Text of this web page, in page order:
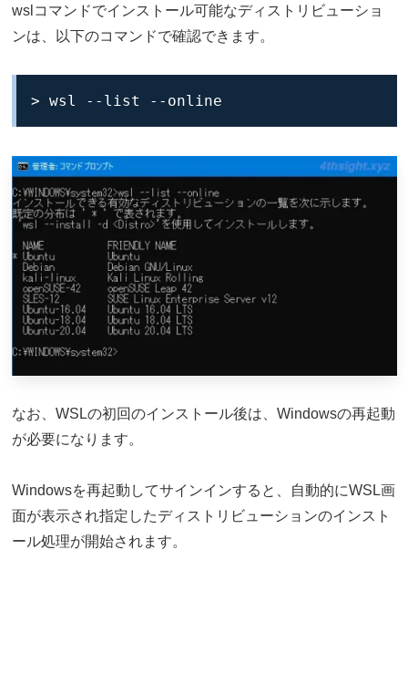
wslコマンドでインストール可能なディストリビューショ
ンは、以下のコマンドで確認できます。
> wsl --list --online
なお、WSLの初回のインストール後は、Windowsの再起動
が必要になります。
Windowsを再起動してサインインすると、自動的にWSL画
面が表示され指定したディストリビューションのインスト
ール処理が開始されます。